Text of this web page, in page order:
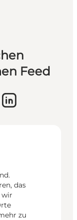
Feed
das
wir
zu